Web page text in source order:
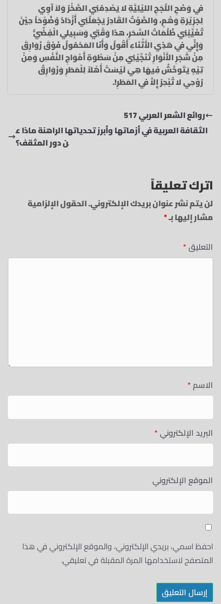
في وَضَحِ اللُجَجِ الليْلِيَّةِ لا يَصْدِمُنِي الصَّخْرُ وَلاَ آوِي
لِجَزِيْرَةِ وَهْمٍ، وَالصَّوْتُ القَادِرُ يَجْعَلُنِي أَزْدَادُ وُضُوْحَاً حِيْنَ
تُغَيِّبُنِي ظُلُمَاتُ السَّحَرِ، هذا وَقْتِي وَسَبِيلي الْفِضِّيُّ
وَإِنِّي في هَذِي الأَثْنَاءِ أَقُولُ وَأَنَا المَحْمُولُ فَوْقَ زَوَارِقَ
مِنْ شَجَرِ الأَنْوَارِ تُنَجِّيْنِي مِنْ سَطْوَةِ أَمْوَاجِ النَّفْسِ وَمِنْ
تِيْهٍ يَتَوحَّشُ فِيهَا هِيَ لَيْسَتْ أَهْلاً لِلْمَطَرِ وَزَوَارِقُ
رُوْحِي لا تُبْحِرُ إِلاَّ في المَطَرِ!.
روائع الشعر العربي 517
الثقافة العربية في أزماتها وأبرز تحدياتها الراهنة ماذا ع
ن دور المثقف؟
اترك تعليقاً
لن يتم نشر عنوان بريدك الإلكتروني.الحقول الإلزامية
مشار إليها بـ*
التعليق*
الاسم*
البريد الإلكتروني*
الموقع الإلكتروني
احفظ اسمي، بريدي الإلكتروني، والموقع الإلكتروني في هذا
المتصفح لاستخدامها المرة المقبلة في تعليقي.